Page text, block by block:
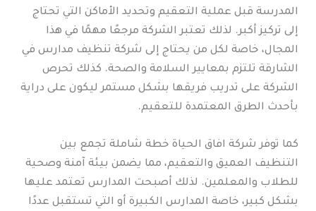
المدرسة قبل عملية التعقيم وتحديد الأماكن التي تحتاج
إلى تركيز أكبر. لذلك تعتبر الشركة مرجعًا مهمًا في هذا
المجال، خاصة لكل من يحتاج إلى شركة تنظيف مدارس في
الشارقة تلتزم بمعايير السلامة والصحة. كذلك تحرص
الشركة على تدريب فريقها بشكل مستمر ليكون على دراية
بأحدث الطرق المعتمدة للتعقيم.
كما توفر شركة افاق الحياة خطة شاملة تجمع بين
التنظيف العميق والتعقيم، مما يضمن بيئة آمنة وصحية
للطلاب والمعلمين. لذلك أصبحت المدارس تعتمد عليها
بشكل كبير، خاصة المدارس الكبيرة أو التي تستقبل عددًا